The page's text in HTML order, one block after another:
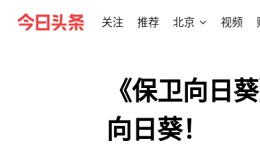
关注 推荐 北京 视频
《保卫向日
向日葵！